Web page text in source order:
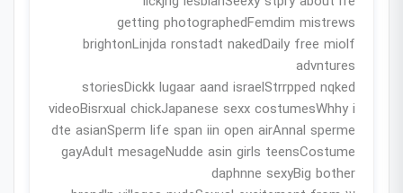
getting photographedFemdim mistrews
brightonLinjda ronstadt nakedDaily free miolf
advntures
storiesDickk lugaar aand israelStrrpped nqked
videoBisrxual chickJapanese sexx costumesWhhy i
dte asianSperm life span iin open airAnnal sperme
gayAdult mesageNudde asin girls teensCostume
daphnne sexyBig bother